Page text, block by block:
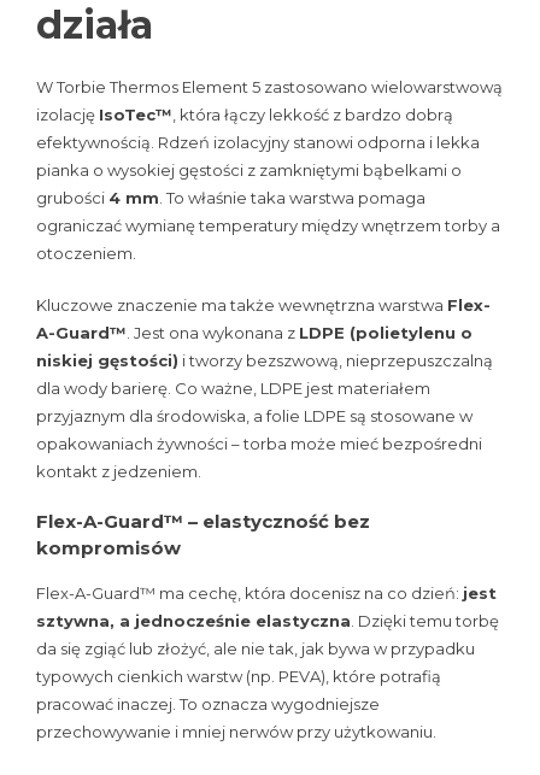
działa
W Torbie Thermos Element 5 zastosowano wielowarstwową
izolację IsoTec™, która łączy lekkość z bardzo dobrą
efektywnością. Rdzeń izolacyjny stanowi odporna i lekka
pianka o wysokiej gęstości z zamkniętymi bąbelkami o
grubości 4 mm. To właśnie taka warstwa pomaga
ograniczać wymianę temperatury między wnętrzem torby a
otoczeniem.
Kluczowe znaczenie ma także wewnętrzna warstwa Flex-
A-Guard™ . Jest ona wykonana z LDPE (polietylenu o
niskiej gęstości) i tworzy bezszwową, nieprzepuszczalną
dla wody barierę. Co ważne, LDPE jest materiałem
przyjaznym dla środowiska, a folie LDPE są stosowane w
opakowaniach żywności – torba może mieć bezpośredni
kontakt z jedzeniem.
Flex-A-Guard™ – elastyczność bez
kompromisów
Flex-A-Guard™ ma cechę, która docenisz na co dzień: jest
sztywna, a jednocześnie elastyczna. Dzięki temu torbę
da się zgiąć lub złożyć, ale nie tak, jak bywa w przypadku
typowych cienkich warstw (np. PEVA), które potrafią
pracować inaczej. To oznacza wygodniejsze
przechowywanie i mniej nerwów przy użytkowaniu.